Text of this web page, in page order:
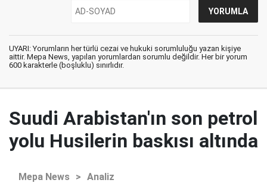
UYARI: Yorumların her türlü cezai ve hukuki sorumluluğu yazan kişiye
aittir. Mepa News, yapılan yorumlardan sorumlu değildir. Her bir yorum
600 karakterle (boşluklu) sınırlıdır.
Suudi Arabistan'ın son petrol
yolu Husilerin baskısı altında
Mepa News > Analiz